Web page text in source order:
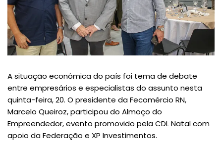
A situação econômica do país foi tema de debate
entre empresários e especialistas do assunto nesta
quinta-feira, 20. O presidente da Fecomércio RN,
Marcelo Queiroz, participou do Almoço do
Empreendedor, evento promovido pela CDL Natal com
apoio da Federação e XP Investimentos.